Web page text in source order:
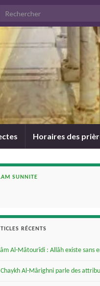
Search for:
Horaires des
SUNNITE
RÉCENTS
Al-Mâtourîdi : Allâh existe sans
Chaykh Al-Mârighni parle des